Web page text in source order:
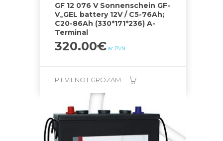
GF 12 076 V Sonnenschein GF-
V_GEL battery 12V / C5-76Ah;
C20-86Ah (330*171*236) A-
Terminal
320.00€ ar PVN
PIEVIENOT GROZAM